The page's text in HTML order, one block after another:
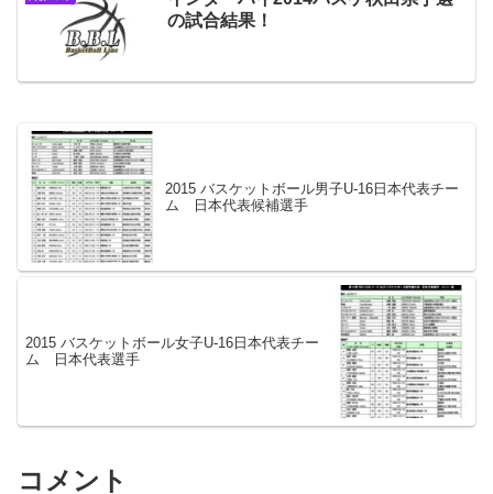
の試合結果！
2015 バスケットボール男子U-16日本代表チー
ム 日本代表候補選手
2015 バスケットボール女子U-16日本代表チー
ム 日本代表選手
コメント